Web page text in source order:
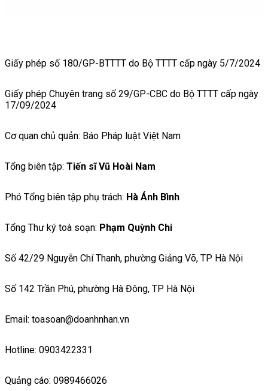
Giấy phép số 180/GP-BTTTT do Bộ TTTT cấp ngày 5/7/2024
Giấy phép Chuyên trang số 29/GP-CBC do Bộ TTTT cấp ngày
17/09/2024
Cơ quan chủ quản: Báo Pháp luật Việt Nam
Tổng biên tập: Tiến sĩ Vũ Hoài Nam
Phó Tổng biên tập phụ trách: Hà Ánh Bình
Tổng Thư ký toà soạn: Phạm Quỳnh Chi
Số 42/29 Nguyễn Chí Thanh, phường Giảng Võ, TP Hà Nội
Số 142 Trần Phú, phường Hà Đông, TP Hà Nội
Email: toasoan@doanhnhan.vn
Hotline: 0903422331
Quảng cáo: 0989466026